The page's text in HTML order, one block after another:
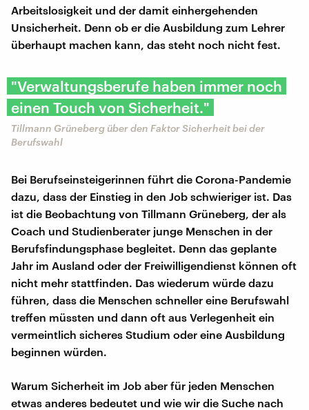
Arbeitslosigkeit und der damit einhergehenden
Unsicherheit. Denn ob er die Ausbildung zum Lehrer
überhaupt machen kann, das steht noch nicht fest.
"Verwaltungsberufe haben immer noch
einen Touch von Sicherheit."
Tillmann Grüneberg über den Faktor Sicherheit bei der
Berufswahl
Bei Berufseinsteigerinnen führt die Corona-Pandemie
dazu, dass der Einstieg in den Job schwieriger ist. Das
ist die Beobachtung von Tillmann Grüneberg, der als
Coach und Studienberater junge Menschen in der
Berufsfindungsphase begleitet. Denn das geplante
Jahr im Ausland oder der Freiwilligendienst können oft
nicht mehr stattfinden. Das wiederum würde dazu
führen, dass die Menschen schneller eine Berufswahl
treffen müssten und dann oft aus Verlegenheit ein
vermeintlich sicheres Studium oder eine Ausbildung
beginnen würden.
Warum Sicherheit im Job aber für jeden Menschen
etwas anderes bedeutet und wie wir die Suche nach